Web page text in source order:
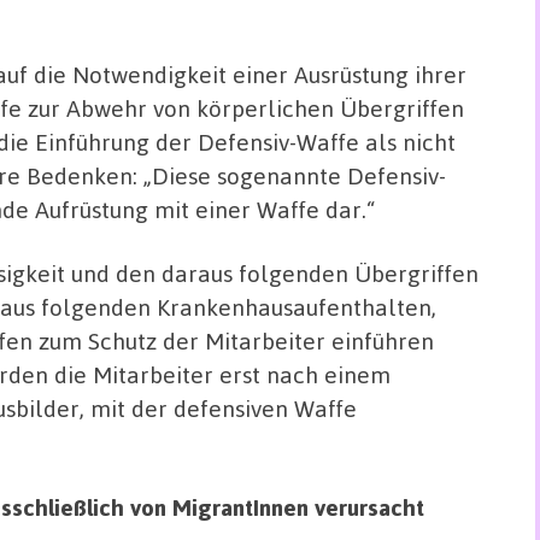
die Notwendigkeit einer Ausrüstung ihrer
zur Abwehr von körperlichen Übergriffen
Einführung der Defensiv-Waffe als nicht
„Diese sogenannte Defensiv-
Aufrüstung mit einer Waffe dar.“
und den daraus folgenden Übergriffen
folgenden Krankenhausaufenthalten,
zum Schutz der Mitarbeiter einführen
die Mitarbeiter erst nach einem
mit der defensiven Waffe
von MigrantInnen verursacht